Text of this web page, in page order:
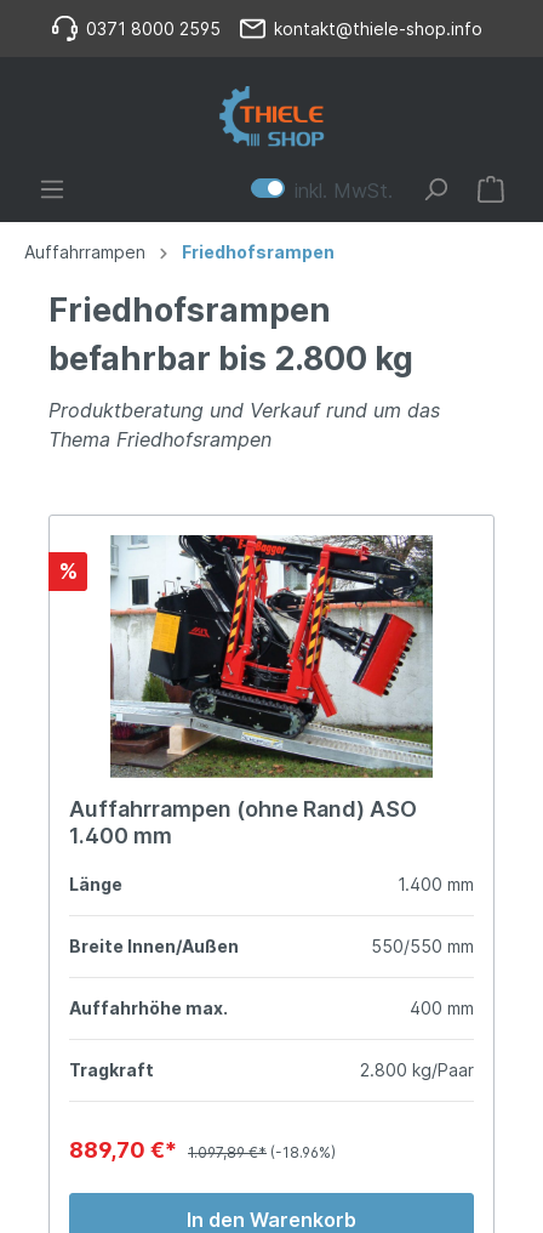
0371 8000 2595 kontakt@thiele-shop.info
inkl. MwSt.
Auffahrrampen Friedhofsrampen
Friedhofsrampen
befahrbar bis 2.800 kg
Produktberatung und Verkauf rund um das
Thema Friedhofsrampen
%
Auffahrrampen (ohne Rand) ASO
1.400 mm
Länge 1.400 mm
Breite Innen/Außen 550/550 mm
Auffahrhöhe max. 400 mm
Tragkraft 2.800 kg/Paar
889,70 €* 1.097,89 €* (-18.96%)
In den Warenkorb